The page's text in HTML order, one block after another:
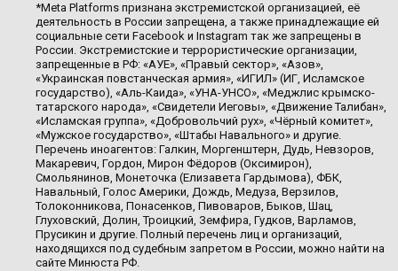
*Meta Platforms признана экстремистской организацией, её
деятельность в России запрещена, а также принадлежащие ей
социальные сети Facebook и Instagram так же запрещены в
России. Экстремистские и террористические организации,
запрещенные в РФ: «АУЕ», «Правый сектор», «Азов»,
«Украинская повстанческая армия», «ИГИЛ» (ИГ, Исламское
государство), «Аль-Каида», «УНА-УНСО», «Меджлис крымско-
татарского народа», «Свидетели Иеговы», «Движение Талибан»,
«Исламская группа», «Добровольчий рух», «Чёрный комитет»,
«Мужское государство», «Штабы Навального» и другие.
Перечень иноагентов: Галкин, Моргенштерн, Дудь, Невзоров,
Макаревич, Гордон, Мирон Фёдоров (Оксимирон),
Смольянинов, Монеточка (Елизавета Гардымова), ФБК,
Навальный, Голос Америки, Дождь, Медуза, Верзилов,
Толоконникова, Понасенков, Пивоваров, Быков, Шац,
Глуховский, Долин, Троицкий, Земфира, Гудков, Варламов,
Прусикин и другие. Полный перечень лиц и организаций,
находящихся под судебным запретом в России, можно найти на
сайте Минюста РФ.